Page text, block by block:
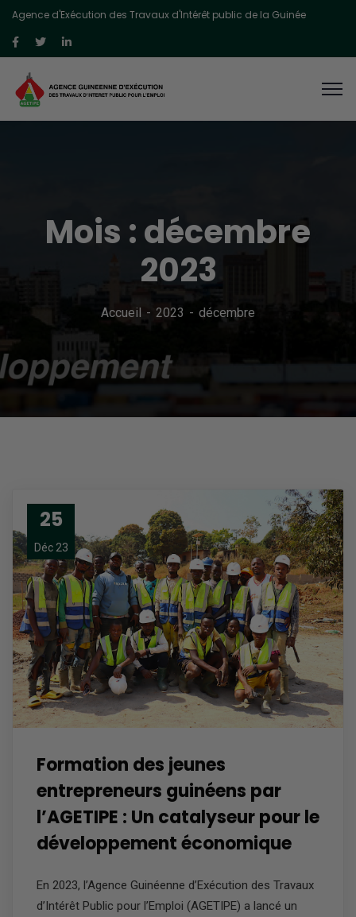
Agence d'Exécution des Travaux d'Intérêt public de la Guinée
Mois :décembre
2023
Accueil 2023 décembre
25
Déc 23
Formation des jeunes
entrepreneurs guinéens par
l’AGETIPE : Un catalyseur pour le
développement économique
En 2023, l’Agence Guinéenne d’Exécution des Travaux
d’Intérêt Public pour l’Emploi (AGETIPE) a lancé un